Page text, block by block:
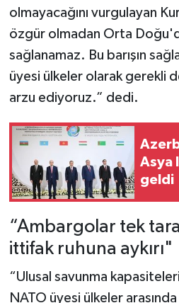
olmayacağını vurgulayan
özgür olmadan Orta
sağlanamaz. Bu barışın
üyesi ülkeler olarak gerekli
arzu ediyoruz.” dedi.
Asya
geldi
“Ambargolar tek
ittifak ruhuna aykırı"
“Ulusal savunma
NATO üyesi ülkeler